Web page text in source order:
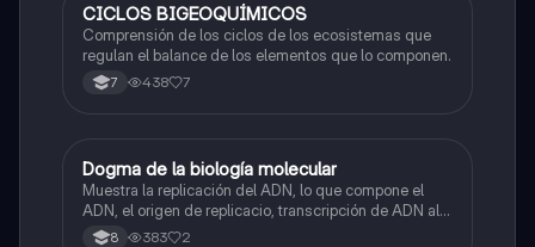
Biologia
CICLOS BIGEOQUÍMICOS
Comprensión de los ciclos de los ecosistemas que
regulan el balance de los elementos que lo componen.
7 438 7
Biologia
Dogma de la biología molecular
Muestra la replicación del ADN, lo que compone el
ADN, el origen de replicacio, transcripción de ADN al
ARN y traducción de ARN a proteína.
8 383 2